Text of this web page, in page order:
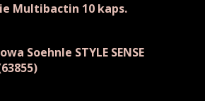
Multibactin 10 kaps.
Soehnle STYLE SENSE